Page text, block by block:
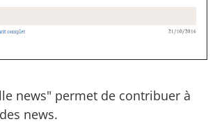
news" permet de contribuer à
news.